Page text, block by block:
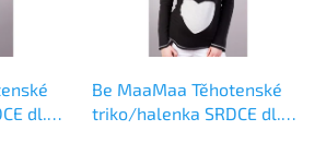
dl.
Be MaaMaa Těhotenské
triko/halenka SRDCE dl.